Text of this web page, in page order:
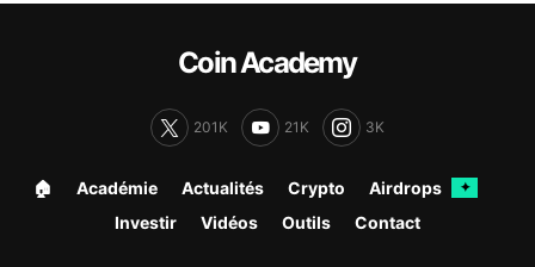
Coin Academy
201K 21K 3K
🏠︎ Académie Actualités Crypto Airdrops ✦
Investir Vidéos Outils Contact